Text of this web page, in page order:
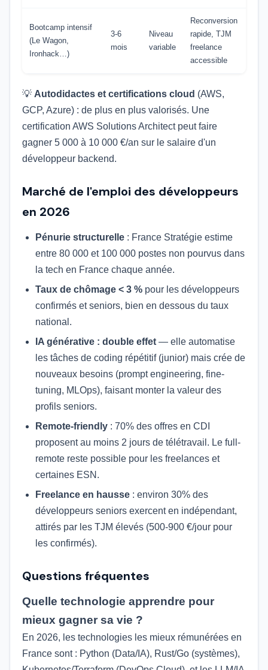
Bootcamp intensif
(Le Wagon,
Ironhack…)
3-6
mois
Niveau
variable
Reconversion
rapide, TJM
freelance
accessible
💡 Autodidactes et certifications cloud (AWS,
GCP, Azure) : de plus en plus valorisés. Une
certification AWS Solutions Architect peut faire
gagner 5 000 à 10 000 €/an sur le salaire d'un
développeur backend.
Marché de l'emploi des développeurs
en 2026
Pénurie structurelle : France Stratégie estime
entre 80 000 et 100 000 postes non pourvus dans
la tech en France chaque année.
Taux de chômage < 3 % pour les développeurs
confirmés et seniors, bien en dessous du taux
national.
IA générative : double effet — elle automatise
les tâches de coding répétitif (junior) mais crée de
nouveaux besoins (prompt engineering, fine-
tuning, MLOps), faisant monter la valeur des
profils seniors.
Remote-friendly : 70% des offres en CDI
proposent au moins 2 jours de télétravail. Le full-
remote reste possible pour les freelances et
certaines ESN.
Freelance en hausse : environ 30% des
développeurs seniors exercent en indépendant,
attirés par les TJM élevés (500-900 €/jour pour
les confirmés).
Questions fréquentes
Quelle technologie apprendre pour
mieux gagner sa vie ?
En 2026, les technologies les mieux rémunérées en
France sont : Python (Data/IA), Rust/Go (systèmes),